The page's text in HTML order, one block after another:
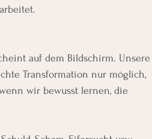
auf dem Bildschirm. Unsere
Transformation nur möglich,
wir bewusst lernen, die